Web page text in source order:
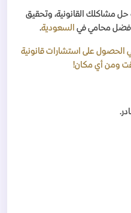
حل مشاكلك القانونية، وتحقيق
أفضل محامي في السعودية.
الحصول على استشارات قانونية
ومن أي مكان!